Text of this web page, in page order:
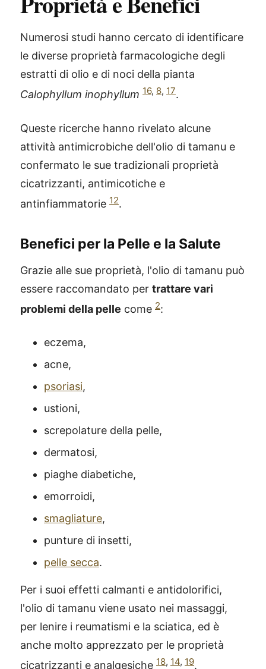
Numerosi studi hanno cercato di identificare
le diverse proprietà farmacologiche degli
estratti di olio e di noci della pianta
Calophyllum inophyllum 16, 8, 17.
Queste ricerche hanno rivelato alcune
attività antimicrobiche dell'olio di tamanu e
confermato le sue tradizionali proprietà
cicatrizzanti, antimicotiche e
antinfiammatorie 12.
Benefici per la Pelle e la Salute
Grazie alle sue proprietà, l'olio di tamanu può
essere raccomandato per trattare vari
problemi della pelle come 2:
eczema,
acne,
psoriasi,
ustioni,
screpolature della pelle,
dermatosi,
piaghe diabetiche,
emorroidi,
smagliature,
punture di insetti,
pelle secca.
Per i suoi effetti calmanti e antidolorifici,
l'olio di tamanu viene usato nei massaggi,
per lenire i reumatismi e la sciatica, ed è
anche molto apprezzato per le proprietà
cicatrizzanti e analgesiche 18, 14, 19.